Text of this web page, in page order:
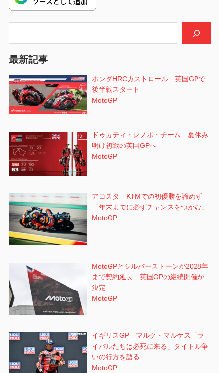
ー
ン
最新記事
ホンダHRCカストロール 英国GPで
後半戦スタート
MotoGP
ドゥカティ・レノボ・チーム 夏休み
明け初戦の英国GPへ
MotoGP
アコスタ KTMでの初優勝を諦めず
「年末までに必ずチャンスをつかむ」
MotoGP
MotoGPとシルバーストーンが2028年
まで契約延長 英国GPの継続開催が
決定
MotoGP
イギリスGP マルク・マルケス「ラ
イバルたちは必死に来る」タイトル争
いの行方を語る
MotoGP